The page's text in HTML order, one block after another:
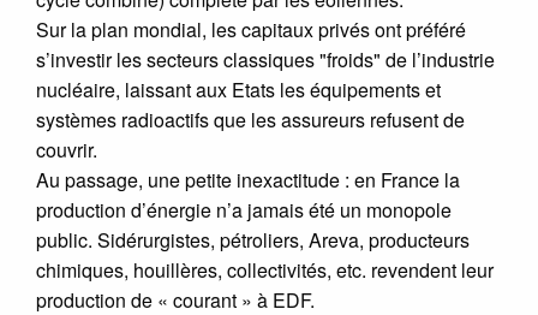
Sur la plan mondial, les capitaux privés ont préféré
s’investir les secteurs classiques "froids" de l’industrie
nucléaire, laissant aux Etats les équipements et
systèmes radioactifs que les assureurs refusent de
couvrir.
Au passage, une petite inexactitude : en France la
production d’énergie n’a jamais été un monopole
public. Sidérurgistes, pétroliers, Areva, producteurs
chimiques, houillères, collectivités, etc. revendent leur
production de « courant » à EDF.